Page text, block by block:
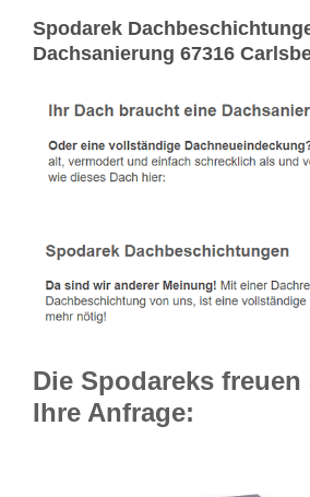
Spodarek
Dachsanierung 67316
Die Spodareks freuen
Ihre Anfrage: